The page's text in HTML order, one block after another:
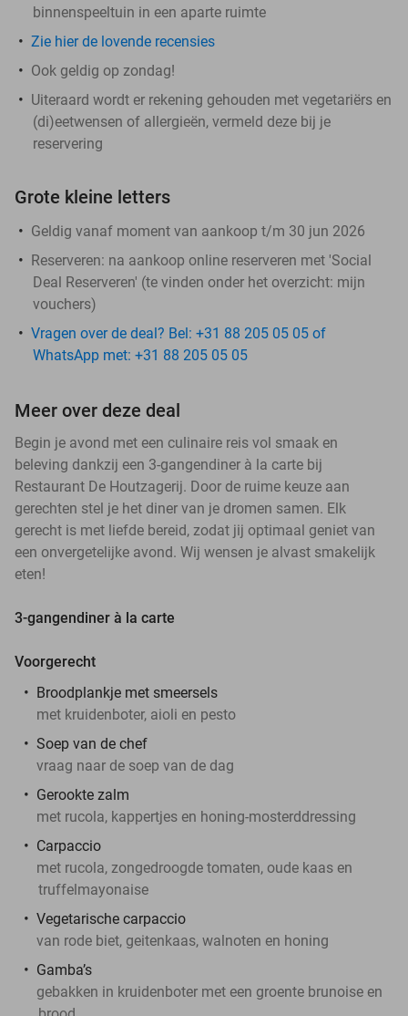
binnenspeeltuin in een aparte ruimte
Zie hier de lovende recensies
Ook geldig op zondag!
Uiteraard wordt er rekening gehouden met vegetariërs en
(di)eetwensen of allergieën, vermeld deze bij je
reservering
Grote kleine letters
Geldig vanaf moment van aankoop t/m 30 jun 2026
Reserveren: na aankoop online reserveren met 'Social
Deal Reserveren' (te vinden onder het overzicht: mijn
vouchers)
Vragen over de deal? Bel: +31 88 205 05 05 of
WhatsApp met: +31 88 205 05 05
Meer over deze deal
Begin je avond met een culinaire reis vol smaak en
beleving dankzij een 3-gangendiner à la carte bij
Restaurant De Houtzagerij. Door de ruime keuze aan
gerechten stel je het diner van je dromen samen. Elk
gerecht is met liefde bereid, zodat jij optimaal geniet van
een onvergetelijke avond. Wij wensen je alvast smakelijk
eten!
3-gangendiner à la carte
Voorgerecht
Broodplankje met smeersels
met kruidenboter, aioli en pesto
Soep van de chef
vraag naar de soep van de dag
Gerookte zalm
met rucola, kappertjes en honing‑mosterddressing
Carpaccio
met rucola, zongedroogde tomaten, oude kaas en
truffelmayonaise
Vegetarische carpaccio
van rode biet, geitenkaas, walnoten en honing
Gamba’s
gebakken in kruidenboter met een groente brunoise en